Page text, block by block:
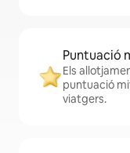
Puntuació
Els
puntuació
viatgers.